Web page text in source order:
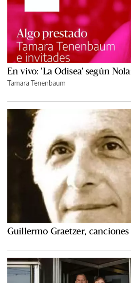
En vivo: 'La Odisea' según
Tamara Tenenbaum
Guillermo Graetzer,